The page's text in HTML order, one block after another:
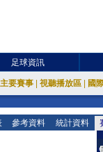
足球資訊
主要賽事 視聽播放區 國
參考資料 統計資料